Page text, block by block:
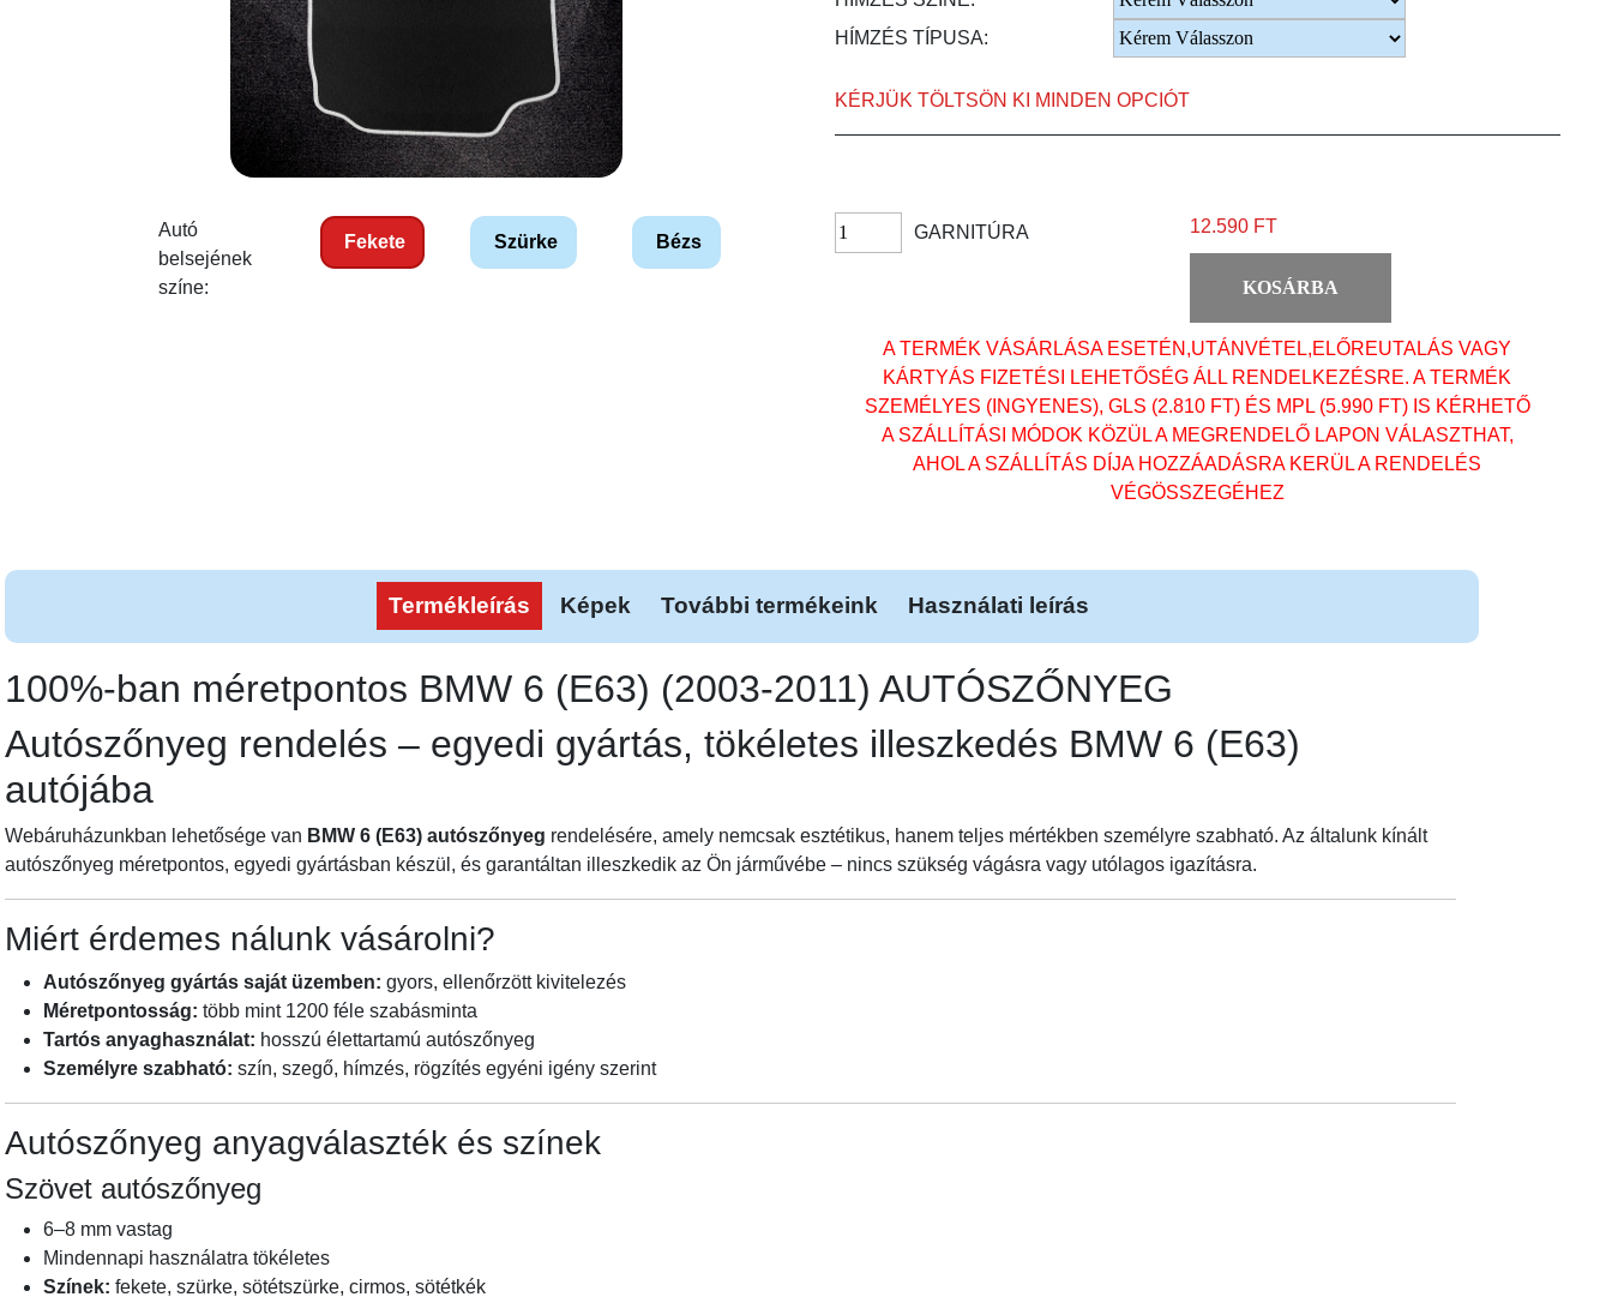
Autó
belsejének
színe:
Fekete Szürke Bézs
HÍMZÉS TÍPUSA:
KÉRJÜK TÖLTSÖN KI MINDEN OPCIÓT
GARNITÚRA 12.590 FT
KOSÁRBA
A TERMÉK VÁSÁRLÁSA ESETÉN,UTÁNVÉTEL,ELŐREUTALÁS VAGY
KÁRTYÁS FIZETÉSI LEHETŐSÉG ÁLL RENDELKEZÉSRE. A TERMÉK
SZEMÉLYES (INGYENES), GLS (2.810 FT) ÉS MPL (5.990 FT) IS KÉRHETŐ
A SZÁLLÍTÁSI MÓDOK KÖZÜL A MEGRENDELŐ LAPON VÁLASZTHAT,
AHOL A SZÁLLÍTÁS DÍJA HOZZÁADÁSRA KERÜL A RENDELÉS
VÉGÖSSZEGÉHEZ
Termékleírás Képek További termékeink Használati leírás
100%-ban méretpontos BMW 6 (E63) (2003-2011) AUTÓSZŐNYEG
Autószőnyeg rendelés – egyedi gyártás, tökéletes illeszkedés BMW 6 (E63)
autójába
Webáruházunkban lehetősége van BMW 6 (E63) autószőnyeg rendelésére, amely nemcsak esztétikus, hanem teljes mértékben személyre szabható. Az általunk kínált
autószőnyeg méretpontos, egyedi gyártásban készül, és garantáltan illeszkedik az Ön járművébe – nincs szükség vágásra vagy utólagos igazításra.
Miért érdemes nálunk vásárolni?
Autószőnyeg gyártás saját üzemben: gyors, ellenőrzött kivitelezés
Méretpontosság: több mint 1200 féle szabásminta
Tartós anyaghasználat: hosszú élettartamú autószőnyeg
Személyre szabható: szín, szegő, hímzés, rögzítés egyéni igény szerint
Autószőnyeg anyagválaszték és színek
Szövet autószőnyeg
6–8 mm vastag
Mindennapi használatra tökéletes
Színek: fekete, szürke, sötétszürke, cirmos, sötétkék